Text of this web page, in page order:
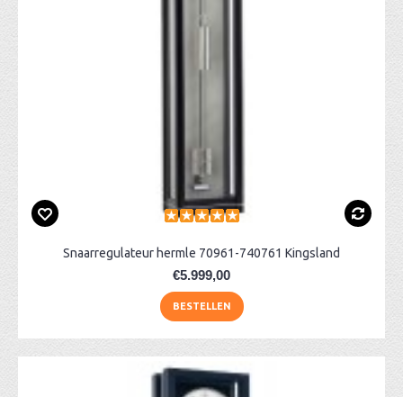
Snaarregulateur hermle 70961-740761 Kingsland
€5.999,00
BESTELLEN